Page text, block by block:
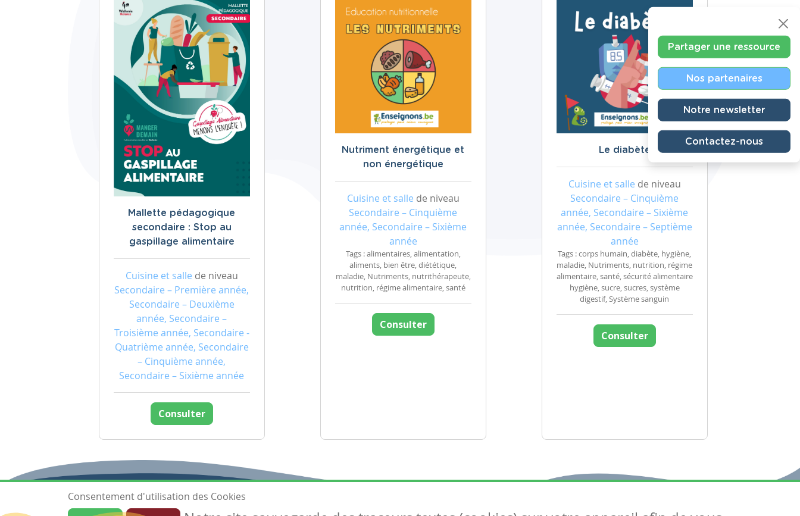
Mallette pédagogique
secondaire : Stop au
gaspillage alimentaire
Cuisine et salle de niveau
Secondaire – Première année,
Secondaire – Deuxième
année, Secondaire –
Troisième année, Secondaire -
Quatrième année, Secondaire
– Cinquième année,
Secondaire – Sixième année
Consulter
Nutriment énergétique et
non énergétique
Cuisine et salle de niveau
Secondaire – Cinquième
année, Secondaire – Sixième
année
Tags : alimentaires, alimentation,
aliments, bien être, diététique,
maladie, Nutriments, nutrithérapeute,
nutrition, régime alimentaire, santé
Consulter
Le diabète
Cuisine et salle de niveau
Secondaire – Cinquième
année, Secondaire – Sixième
année, Secondaire – Septième
année
Tags : corps humain, diabète, hygiène,
maladie, Nutriments, nutrition, régime
alimentaire, santé, sécurité alimentaire
hygiène, sucre, sucres, système
digestif, Système sanguin
Consulter
Partager une ressource
Nos partenaires
Notre newsletter
Contactez-nous
Consentement d'utilisation des Cookies